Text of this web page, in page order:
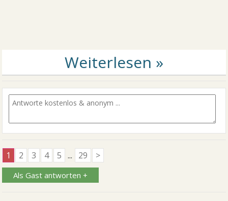
1 2 3 4 5 ... 29 >
Als Gast antworten +